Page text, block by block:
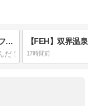
【FEH】戦略RPGの金字塔。それがファイアーエムブレムヒーローズ
17時間前